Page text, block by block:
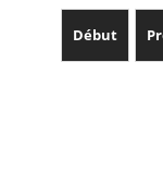
Début